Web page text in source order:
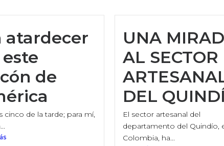
atardecer
de
cinco de la tarde; para mí,
UNA
AL SECTOR
DEL
El sector artesanal del
departamento del Quindío,
Colombia, ha...